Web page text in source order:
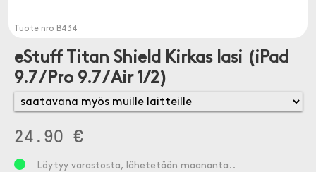
Tuote nro B434
eStuff Titan Shield Kirkas lasi (iPad
9.7 / Pro 9.7 / Air 1/2)
24.90 €
Löytyy varastosta, lähetetään maananta..